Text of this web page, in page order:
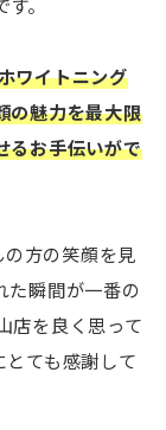
ワイトニング
の魅力を最大限
るお手伝いがで
方の笑顔を見
た瞬間が一番の
店を良く思って
ても感謝して